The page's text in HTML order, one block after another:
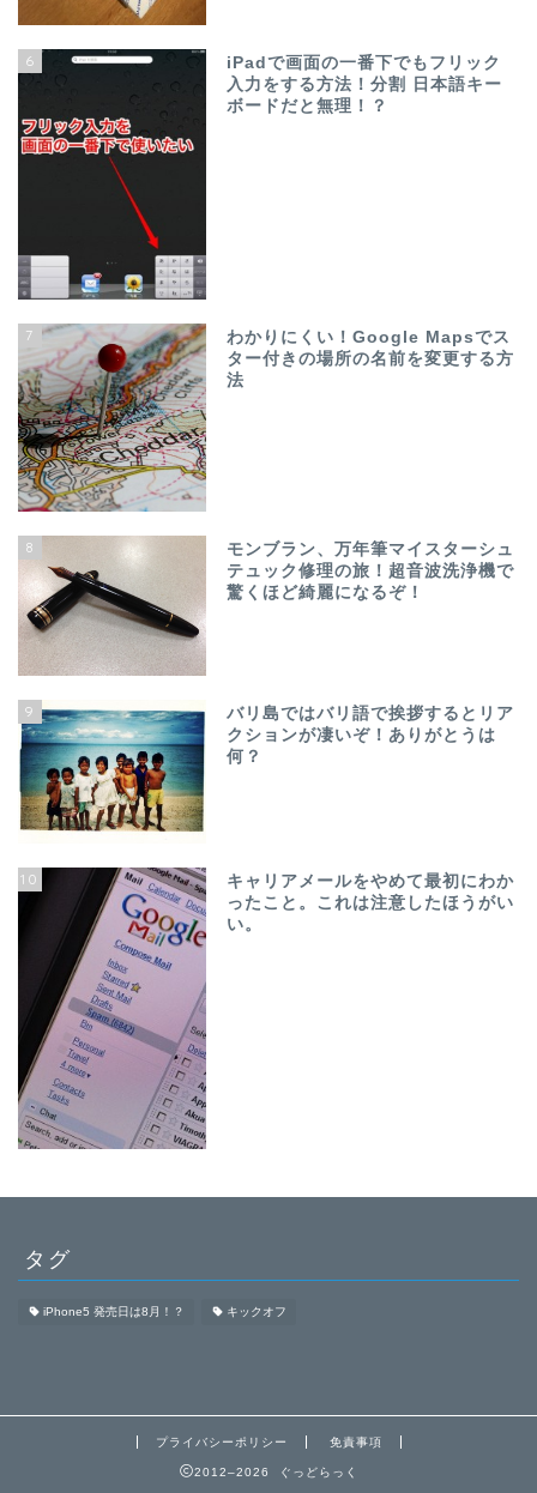
6
iPadで画面の一番下でもフリック
入力をする方法！分割 日本語キー
ボードだと無理！？
7
わかりにくい！Google Mapsでス
ター付きの場所の名前を変更する方
法
8
モンブラン、万年筆マイスターシュ
テュック修理の旅！超音波洗浄機で
驚くほど綺麗になるぞ！
9
バリ島ではバリ語で挨拶するとリア
クションが凄いぞ！ありがとうは
何？
10
キャリアメールをやめて最初にわか
ったこと。これは注意したほうがい
い。
タグ
iPhone5 発売日は8月！？ キックオフ
プライバシーポリシー 免責事項
2012–2026 ぐっどらっく